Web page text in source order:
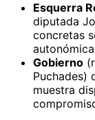
Esquerra
diputada
concretas
Gobierno
Puchades)
muestra